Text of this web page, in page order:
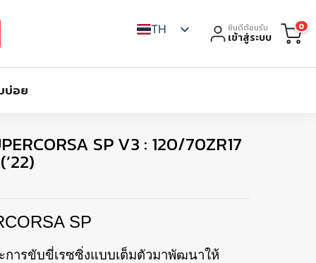
TH ยินดีต้อนรับ
เข้าสู่ระบบ
0
บ่อย
SP V3 : 120/70ZR17
SP
การขับขี่เรซซิ่งแบบเต็มตัวมาพัฒนาให้